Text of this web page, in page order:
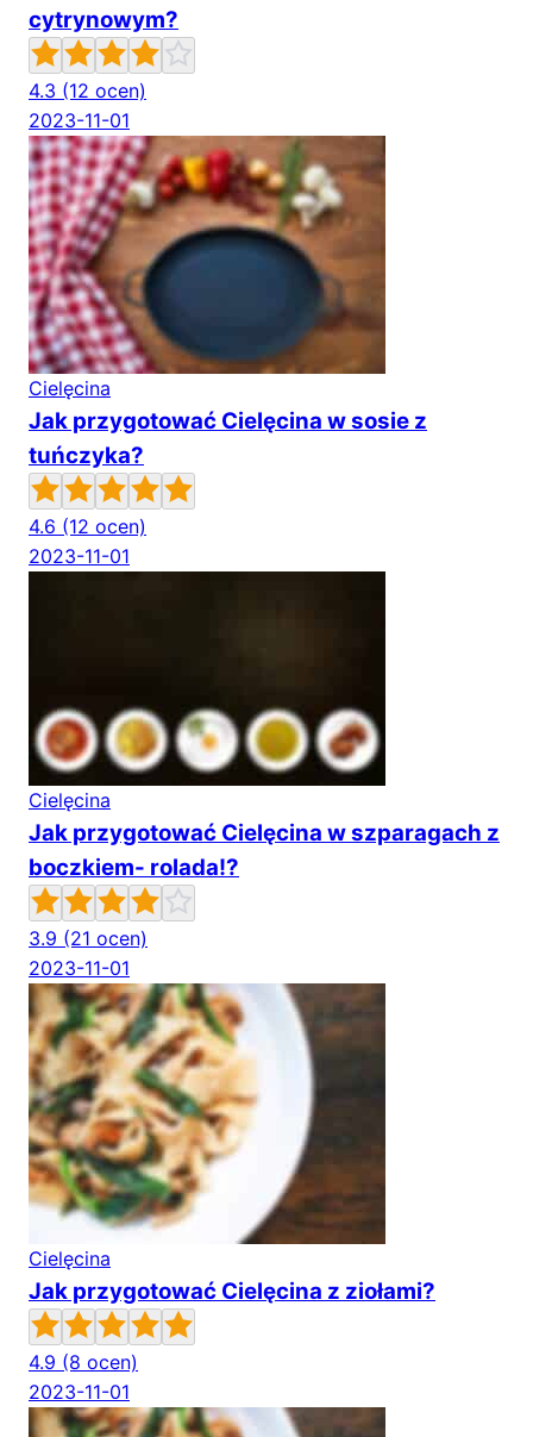
cytrynowym?
4.3 (12 ocen)
2023-11-01
Cielęcina
Jak przygotować Cielęcina w sosie z
tuńczyka?
4.6 (12 ocen)
2023-11-01
Cielęcina
Jak przygotować Cielęcina w szparagach z
boczkiem- rolada!?
3.9 (21 ocen)
2023-11-01
Cielęcina
Jak przygotować Cielęcina z ziołami?
4.9 (8 ocen)
2023-11-01